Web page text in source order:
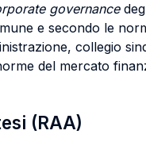
governance
e secondo le
collegio
del mercato
(RAA)